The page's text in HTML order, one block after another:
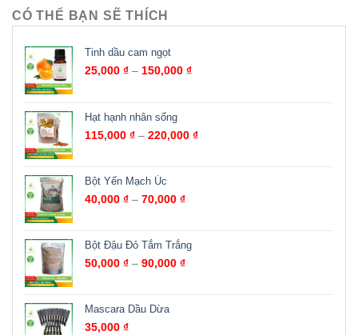
CÓ THỂ BẠN SẼ THÍCH
Tinh dầu cam ngọt
25,000 ₫ – 150,000 ₫
Hạt hạnh nhân sống
115,000 ₫ – 220,000 ₫
Bột Yến Mạch Úc
40,000 ₫ – 70,000 ₫
Bột Đậu Đỏ Tắm Trắng
50,000 ₫ – 90,000 ₫
Mascara Dầu Dừa
35,000 ₫